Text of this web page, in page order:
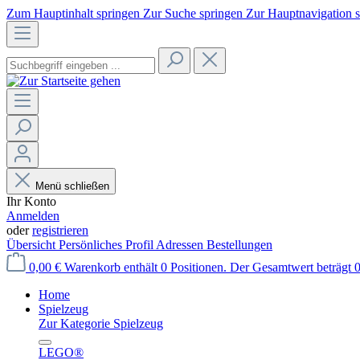
Zum Hauptinhalt springen Zur Suche springen Zur Hauptnavigation
Menü schließen
Ihr Konto
Anmelden
oderregistrieren
Übersicht Persönliches Profil Adressen Bestellungen
0,00 € Warenkorb enthält 0 Positionen. Der Gesamtwert beträgt
Home
Spielzeug
Zur Kategorie Spielzeug
LEGO®